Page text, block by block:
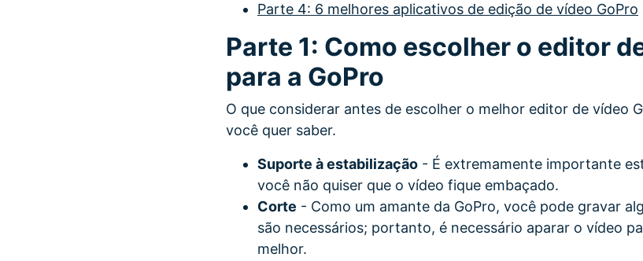
Parte 4: 6 melhores aplicativos de edição de vídeo GoPro
Parte 1: Como escolher o editor
para a GoPro
O que considerar antes de escolher o melhor editor de vídeo
você quer saber.
Suporte à estabilização - É extremamente importante
você não quiser que o vídeo fique embaçado.
Corte - Como um amante da GoPro, você pode gravar
são necessários; portanto, é necessário aparar o vídeo
melhor.